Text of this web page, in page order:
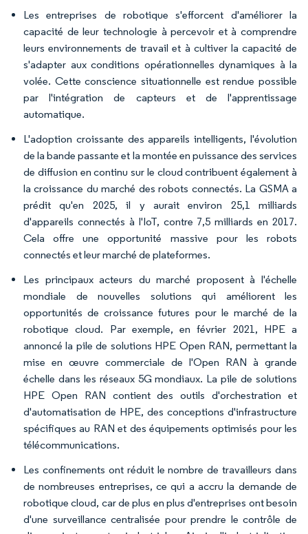
Les entreprises de robotique s'efforcent d'améliorer la
capacité de leur technologie à percevoir et à comprendre
leurs environnements de travail et à cultiver la capacité de
s'adapter aux conditions opérationnelles dynamiques à la
volée. Cette conscience situationnelle est rendue possible
par l'intégration de capteurs et de l'apprentissage
automatique.
L'adoption croissante des appareils intelligents, l'évolution
de la bande passante et la montée en puissance des services
de diffusion en continu sur le cloud contribuent également à
la croissance du marché des robots connectés. La GSMA a
prédit qu'en 2025, il y aurait environ 25,1 milliards
d'appareils connectés à l'IoT, contre 7,5 milliards en 2017.
Cela offre une opportunité massive pour les robots
connectés et leur marché de plateformes.
Les principaux acteurs du marché proposent à l'échelle
mondiale de nouvelles solutions qui améliorent les
opportunités de croissance futures pour le marché de la
robotique cloud. Par exemple, en février 2021, HPE a
annoncé la pile de solutions HPE Open RAN, permettant la
mise en œuvre commerciale de l'Open RAN à grande
échelle dans les réseaux 5G mondiaux. La pile de solutions
HPE Open RAN contient des outils d'orchestration et
d'automatisation de HPE, des conceptions d'infrastructure
spécifiques au RAN et des équipements optimisés pour les
télécommunications.
Les confinements ont réduit le nombre de travailleurs dans
de nombreuses entreprises, ce qui a accru la demande de
robotique cloud, car de plus en plus d'entreprises ont besoin
d'une surveillance centralisée pour prendre le contrôle de